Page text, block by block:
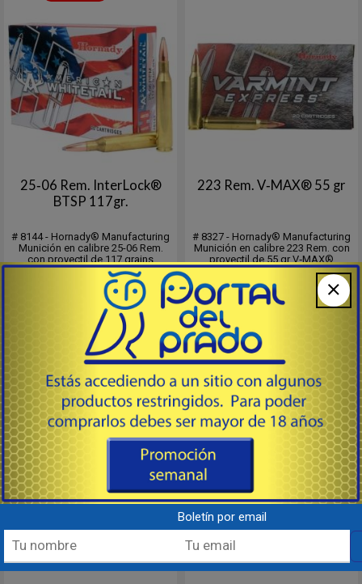
25‑06 Rem. InterLock®
BTSP 117gr.
# 8144 - Hornady® Manufacturing
Munición en calibre 25-06 Rem.
con proyectil de 117 grains
modelo InterLock® BTSP
American Whitetail®
Desarrolla una velocidad de 2990
fps. y una energía de 2322 ft/lb.
En cajita de 20 unidades y pack de
10 x 20 unidades.
Consultar
223 Rem. V‑MAX® 55 gr
# 8327 - Hornady® Manufacturing
Munición en calibre 223 Rem. con
proyectil de 55 gr V‑MAX®
Velocidad: 3240 (FPS)
Energia 1282 (ft/lb)
Cajita de 20 unidades Pack de 10 x
20 = 200
Nuevo
Torno multifunción
AGOTADO
Extractor de vainas
Boletín por email